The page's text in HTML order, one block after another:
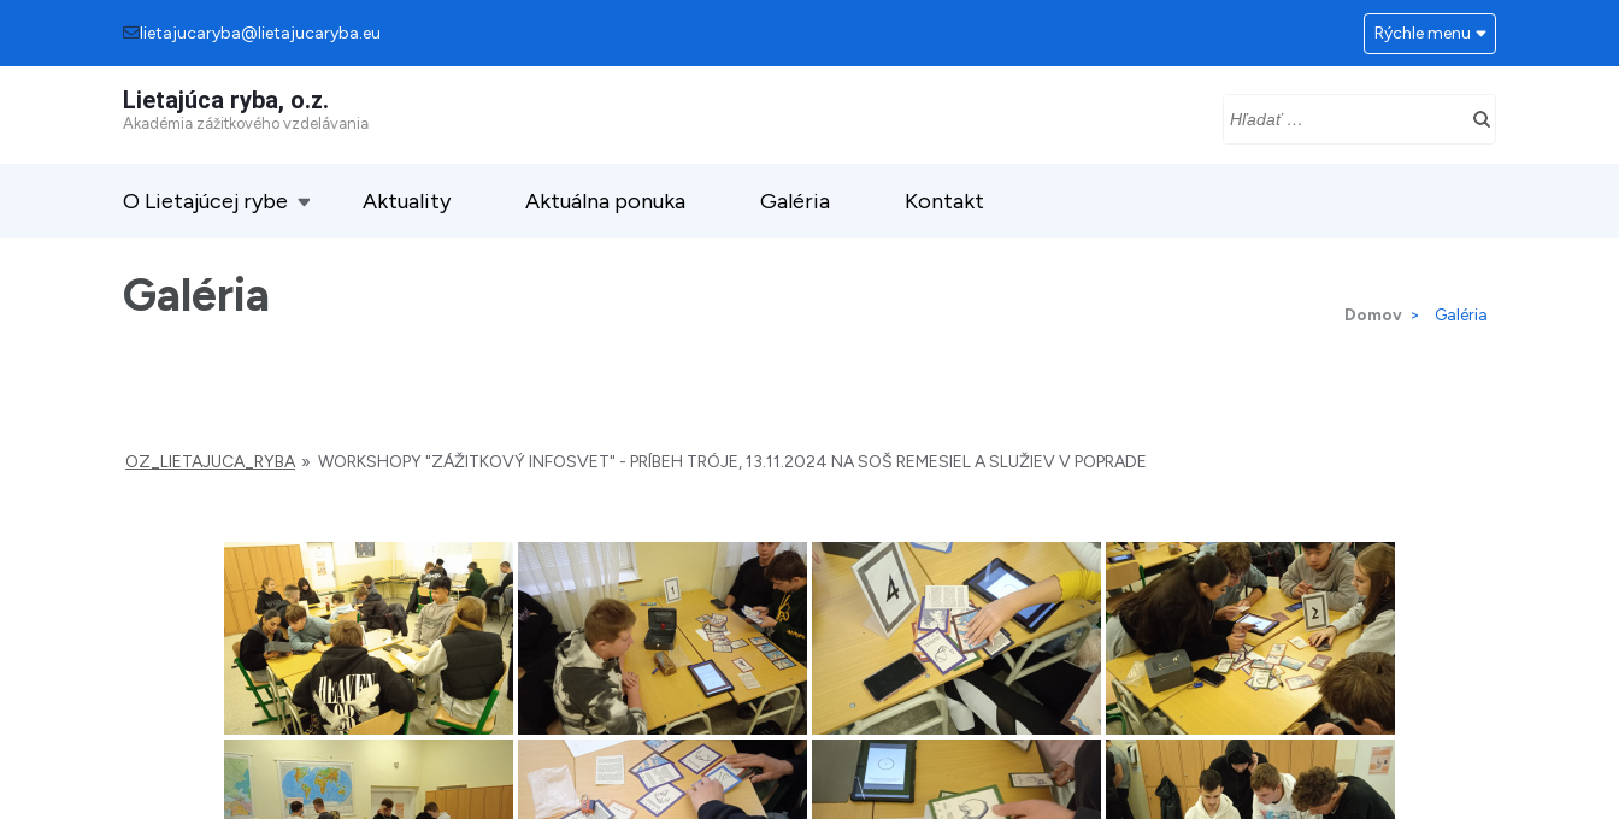
to
lietajucaryba@lietajucaryba.eu Rýchle menu
Lietajúca ryba, o.z.
Akadémia zážitkového vzdelávania Hľadať:
O Lietajúcej rybe Aktuality Aktuálna ponuka Galéria Kontakt
Galéria Domov > Galéria
OZ_LIETAJUCA_RYBA » WORKSHOPY "ZÁŽITKOVÝ INFOSVET" - PRÍBEH TRÓJE, 13.11.2024 NA SOŠ REMESIEL A SLUŽIEV V POPRADE